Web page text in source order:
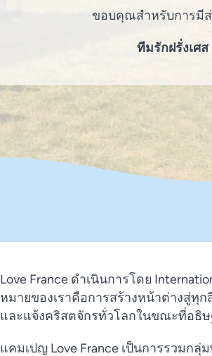
ขอบคุณสำหรับการมี
ทีมรักฝรั่งเศส
Love France ดำเนินการโดย
หมายของเราคือการสร้างหน้าต่างสู่ทุ
และแจ้งคริสตจักรทั่วโลกในขณะที่อธิ
แคมเปญ Love France เป็นการรวมก